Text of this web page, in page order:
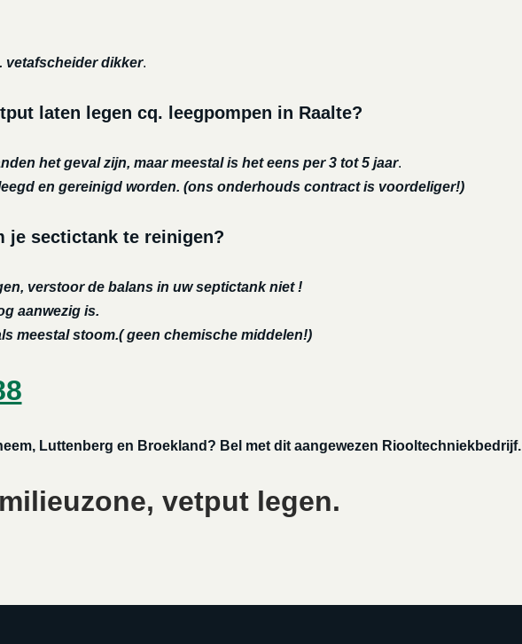
vetafscheider dikker.
laten legen cq. leegpompen in Raalte?
het geval zijn, maar meestal is het eens per 3 tot 5 jaar.
en gereinigd worden. (ons onderhouds contract is voordeliger!)
je sectictank te reinigen?
verstoor de balans in uw septictank niet !
aanwezig is.
meestal stoom.( geen chemische middelen!)
Luttenberg en Broekland? Bel met dit aangewezen Riooltechniekbedrijf.
vetput legen.